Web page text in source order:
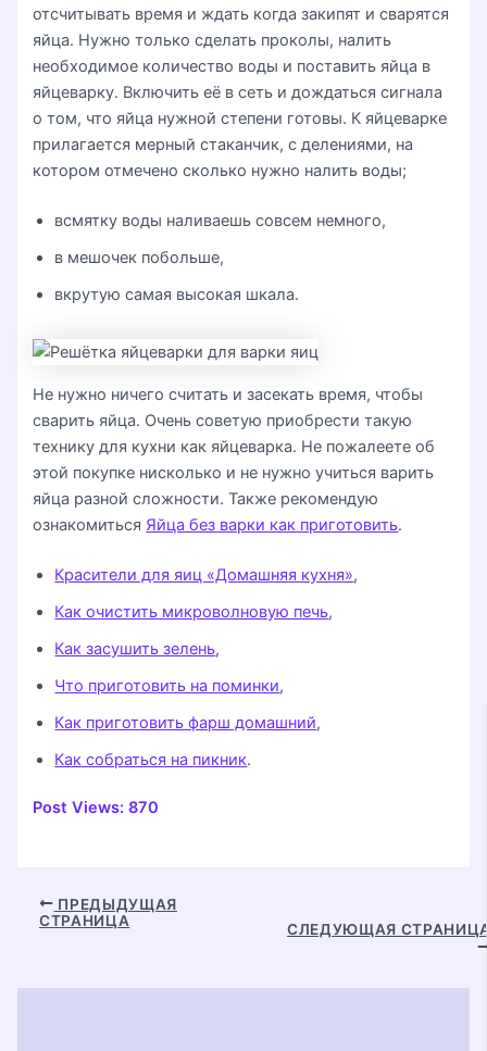
отсчитывать время и ждать когда закипят и сварятся
яйца. Нужно только сделать проколы, налить
необходимое количество воды и поставить яйца в
яйцеварку. Включить её в сеть и дождаться сигнала
о том, что яйца нужной степени готовы. К яйцеварке
прилагается мерный стаканчик, с делениями, на
котором отмечено сколько нужно налить воды;
всмятку воды наливаешь совсем немного,
в мешочек побольше,
вкрутую самая высокая шкала.
Не нужно ничего считать и засекать время, чтобы
сварить яйца. Очень советую приобрести такую
технику для кухни как яйцеварка. Не пожалеете об
этой покупке нисколько и не нужно учиться варить
яйца разной сложности. Также рекомендую
ознакомиться Яйца без варки как приготовить.
Красители для яиц «Домашняя кухня»,
Как очистить микроволновую печь,
Как засушить зелень,
Что приготовить на поминки,
Как приготовить фарш домашний,
Как собраться на пикник.
Post Views: 870
Навигация
ПРЕДЫДУЩАЯ
СТРАНИЦА
СЛЕДУЮЩАЯ